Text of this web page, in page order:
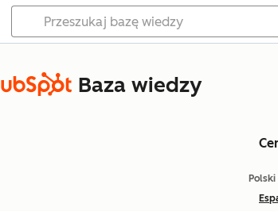
Baza wiedzy
Polski